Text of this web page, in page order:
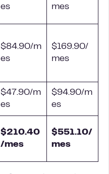
es mes
$84.90/m
es
$169.90/
mes
$47.90/m
es
$94.90/m
es
$210.40
/mes
$551.10/
mes